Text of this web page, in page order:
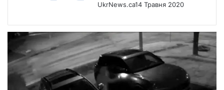
UkrNews.ca14 Травня 2020